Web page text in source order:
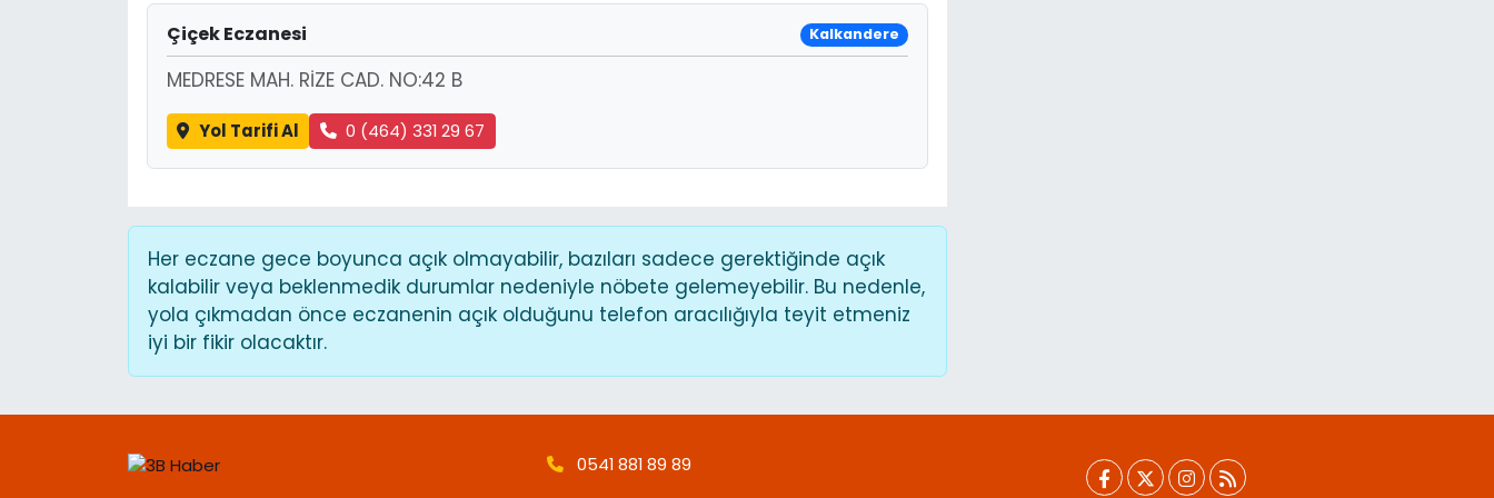
Çiçek Eczanesi Kalkandere
MEDRESE MAH. RİZE CAD. NO:42 B
Yol Tarifi Al 0 (464) 331 29 67
Her eczane gece boyunca açık olmayabilir, bazıları sadece gerektiğinde açık
kalabilir veya beklenmedik durumlar nedeniyle nöbete gelemeyebilir. Bu nedenle,
yola çıkmadan önce eczanenin açık olduğunu telefon aracılığıyla teyit etmeniz
iyi bir fikir olacaktır.
0541 881 89 89